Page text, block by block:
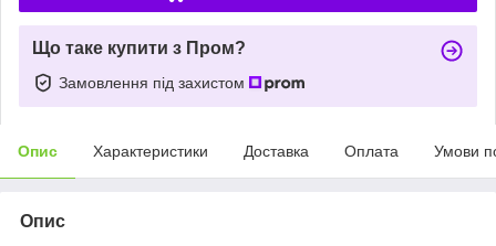
Що таке купити з Пром?
Замовлення під захистом
Опис Характеристики Доставка Оплата Умови
Опис